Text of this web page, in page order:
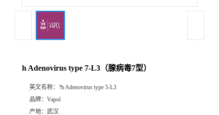
h Adenovirus type 7-L3（腺病毒7型）
英文名称： ?h Adenovirus type 5-L3
品牌： Vapol
产地： 武汉